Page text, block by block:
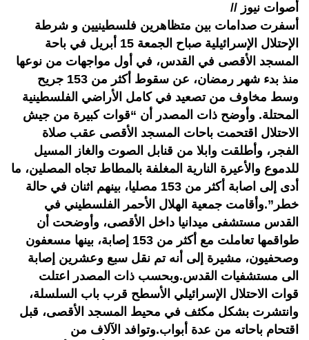
أصوات نيوز //
أسفرت صدامات بين متظاهرين فلسطينيين و شرطة
الإحتلال الإسرائيلية صباح الجمعة 15 أبريل في باحة
المسجد الأقصى في القدس، في أول مواجهات من نوعها
منذ بدء شهر رمضان، عن سقوط أكثر من 153 جريح
وسط مخاوف من تصعيد في كامل الأراضي الفلسطينية
المحتلة. وأوضح ذات المصدر أن “قوات كبيرة من جيش
الاحتلال اقتحمت باحات المسجد الأقصى عقب صلاة
الفجر، وأطلقت وابلا من قنابل الصوت والغاز المسيل
للدموع والأعيرة النارية المغلفة بالمطاط تجاه المصلين، ما
أدى إلى اصابة أكثر من 153 مصليا، بينهم اثنان في حالة
خطر”.وأقامت جمعية الهلال الأحمر الفلسطيني في
القدس مستشفى ميدانيا داخل الأقصى، وأوضحت أن
طواقمها تعاملت مع أكثر من 153 إصابة، بينها مسعفون
وصحفيون، مشيرة إلى أنه تم نقل سبع وعشرين إصابة
الى مستشفيات القدس.وبحسب ذات المصدر اعتلت
قوات الاحتلال الإسرائيلي الأسطح قرب باب السلسلة،
وانتشرت بشكل مكثف في محيط المسجد الأقصى، قبل
اقتحام باحاته من عدة أبواب.وتوافد الآلاف من